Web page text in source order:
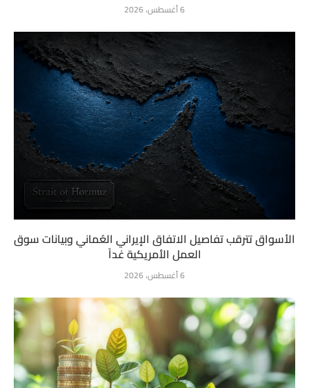
6 أغسطس، 2026
الأسواق تترقب تفاصيل الاتفاق الإيراني العُماني وبيانات سوق
العمل الأمريكية غداً
6 أغسطس، 2026